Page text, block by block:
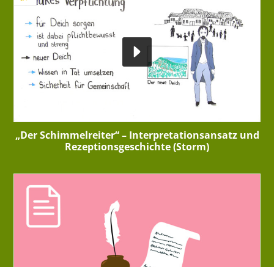
„Der Schimmelreiter“ – Interpretationsansatz und
Rezeptionsgeschichte (Storm)